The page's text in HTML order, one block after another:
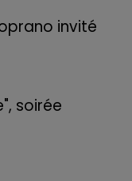
invité
soirée